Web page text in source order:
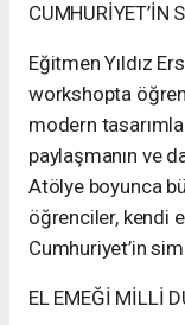
CUMHURİYET’İN
Eğitmen Yıldız
workshopta
modern
paylaşmanın ve
Atölye boyunca
öğrenciler, kendi
Cumhuriyet’in
EL EMEĞİ MİLLİ